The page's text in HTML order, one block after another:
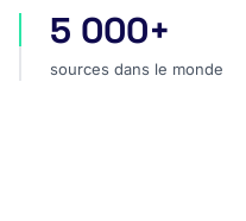
sources dans le monde
5 000+
sources dans le monde